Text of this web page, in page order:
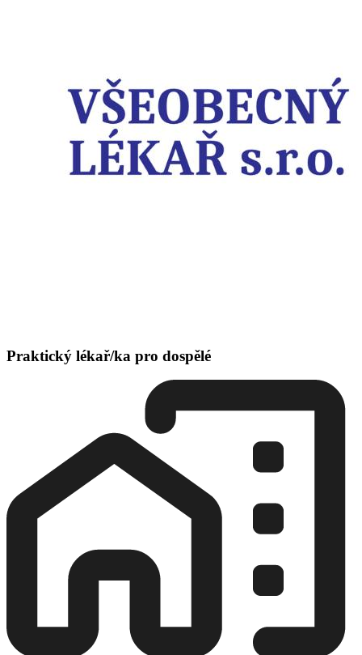
Praktický lékař/ka pro dospělé